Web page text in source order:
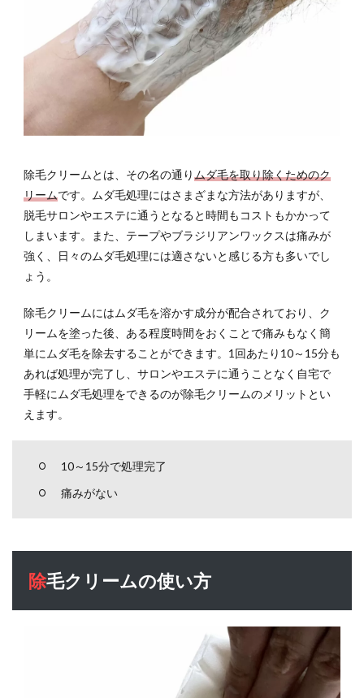
チテ
スト
クリ
2.3
除毛
クリ
を落
とす
3
おす
すめ
除毛
クリ
ーム
3.2
メン
ーバ
ーク
除毛クリームとは、その名の通りムダ毛を取り除くためのク
リームです。ムダ毛処理にはさまざまな方法がありますが、
脱毛サロンやエステに通うとなると時間もコストもかかって
しまいます。また、テープやブラジリアンワックスは痛みが
強く、日々のムダ毛処理には適さないと感じる方も多いでし
ょう。
除毛クリームにはムダ毛を溶かす成分が配合されており、ク
リームを塗った後、ある程度時間をおくことで痛みもなく簡
単にムダ毛を除去することができます。1回あたり10～15分も
あれば処理が完了し、サロンやエステに通うことなく自宅で
手軽にムダ毛処理をできるのが除毛クリームのメリットとい
えます。
10～15分で処理完了
痛みがない
除毛クリームの使い方